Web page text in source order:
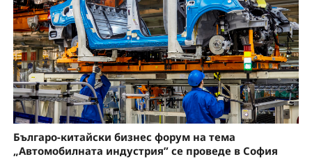
Българо-китайски бизнес форум на тема
„Автомобилната индустрия” се проведе в София